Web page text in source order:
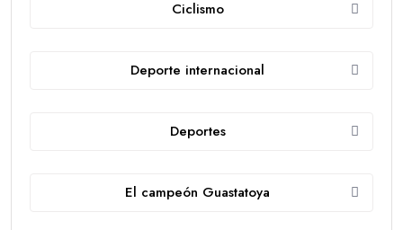
Ciclismo
Deporte internacional
Deportes
El campeón Guastatoya